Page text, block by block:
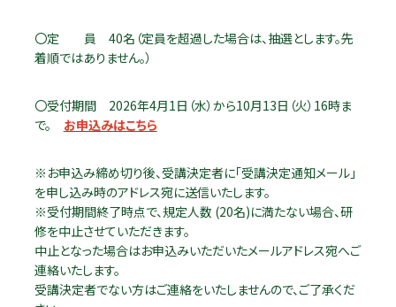
〇定 員 40名（定員を超過した場合は、抽選とします。先
着順ではありません。）
〇受付期間 2026年4月1日（水）から10月13日（火）16時ま
で。 お申込みはこちら
※お申込み締め切り後、受講決定者に「受講決定通知メール」
を申し込み時のアドレス宛に送信いたします。
※受付期間終了時点で、規定人数 (20名)に満たない場合、研
修を中止させていただきます。
中止となった場合はお申込みいただいたメールアドレス宛へご
連絡いたします。
受講決定者でない方はご連絡をいたしませんので、ご了承くだ